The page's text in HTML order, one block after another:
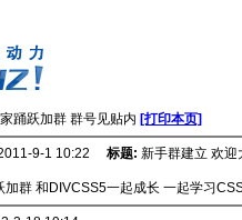
踊跃加群 群号见贴内 [打印本页]
9-1 10:22 标题: 新手群建立 欢迎
加群 和DIVCSS5一起成长 一起学习